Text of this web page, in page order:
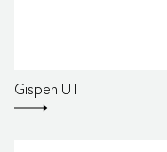
Gispen UT